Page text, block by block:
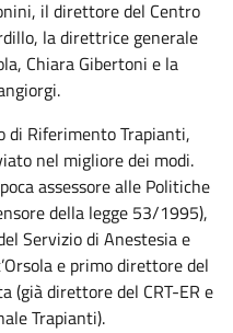
il direttore del Centro
la direttrice generale
Chiara Gibertoni e la
di Riferimento Trapianti,
nel migliore dei modi.
assessore alle Politiche
della legge 53/1995),
Servizio di Anestesia e
e primo direttore del
(già direttore del CRT-ER e
Trapianti).